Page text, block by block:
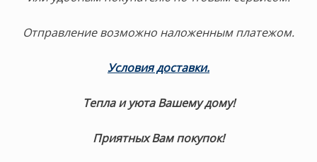
Отправление возможно наложенным платежом.
Условия доставки.
Тепла и уюта Вашему дому!
Приятных Вам покупок!